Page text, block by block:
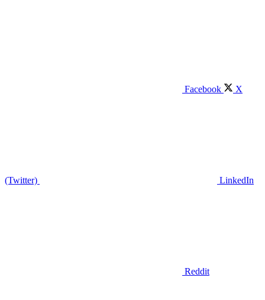
Facebook X
(Twitter) LinkedIn
Reddit